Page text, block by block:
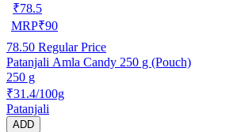
₹78.5
MRP₹90
78.50 Regular Price
Patanjali Amla Candy 250 g (Pouch)
250 g
₹31.4/100g
Patanjali
ADD